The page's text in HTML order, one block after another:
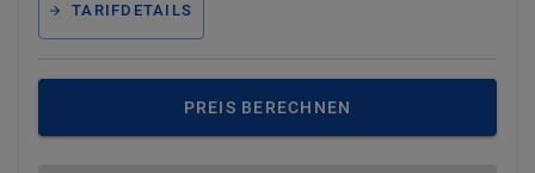
TARIFDETAILS
PREIS BERECHNEN